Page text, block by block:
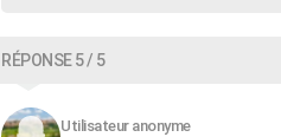
RÉPONSE 5 / 5
Utilisateur anonyme